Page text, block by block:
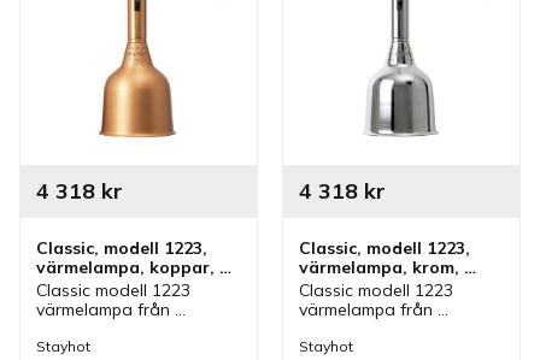
Classic, modell 1223,
värmelampa, koppar,
fastmontering
Classic modell 1223
värmelampa från
fastmontering.
4 318kr
Stayhot
Classic, modell 1223,
värmelampa, krom,
fastmontering
Classic modell 1223
värmelampa från
fastmontering.
4 318kr
Stayhot